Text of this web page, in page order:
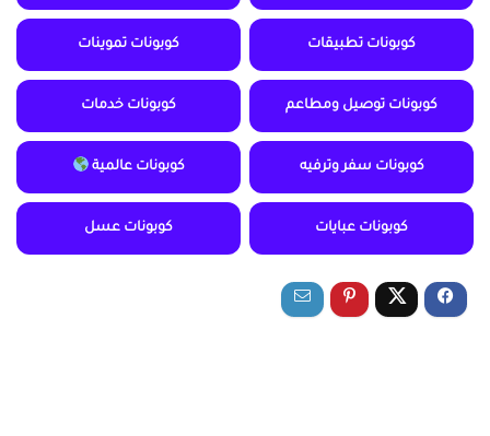
كوبونات تطبيقات كوبونات تموينات
كوبونات توصيل ومطاعم كوبونات خدمات
كوبونات سفر وترفيه كوبونات عالمية
كوبونات عبايات كوبونات عسل